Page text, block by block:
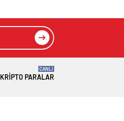
KRIPTO PARALAR
CANLI